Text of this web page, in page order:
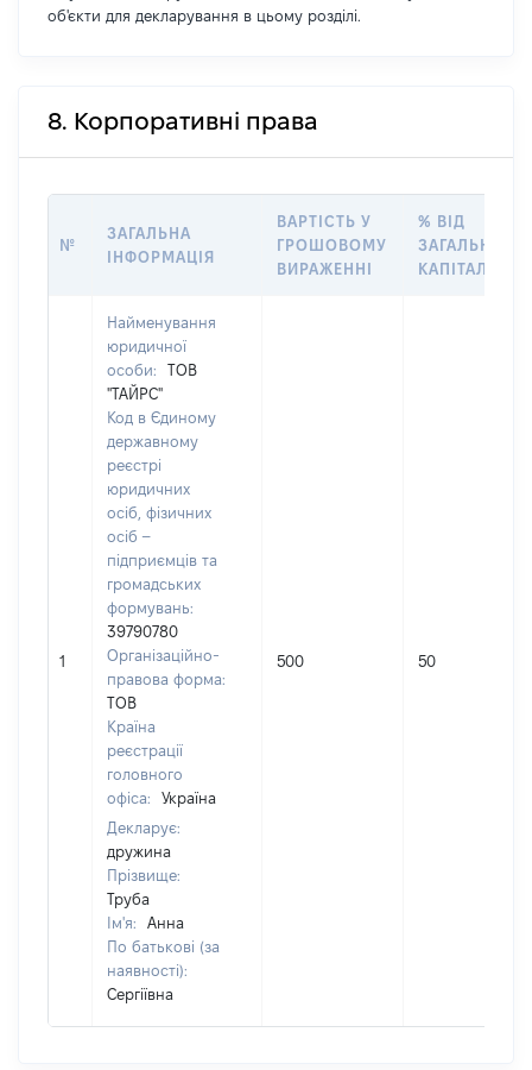
об'єкти для декларування в цьому розділі.
8. Корпоративні права
№
ЗАГАЛЬНА
ІНФОРМАЦІЯ
ВАРТІСТЬ У
ГРОШОВОМУ
ВИРАЖЕННІ
% ВІД
ЗАГАЛЬНОГО
КАПІТАЛУ
1
Найменування
юридичної
особи:
ТОВ
"ТАЙРС"
Код в Єдиному
державному
реєстрі
юридичних
осіб, фізичних
осіб –
підприємців та
громадських
формувань:
39790780
Організаційно-
правова форма:
ТОВ
Країна
реєстрації
головного
офіса:
Україна
Декларує:
дружина
Прізвище:
Труба
Ім'я:
Анна
По батькові (за
наявності):
Сергіївна
500 50